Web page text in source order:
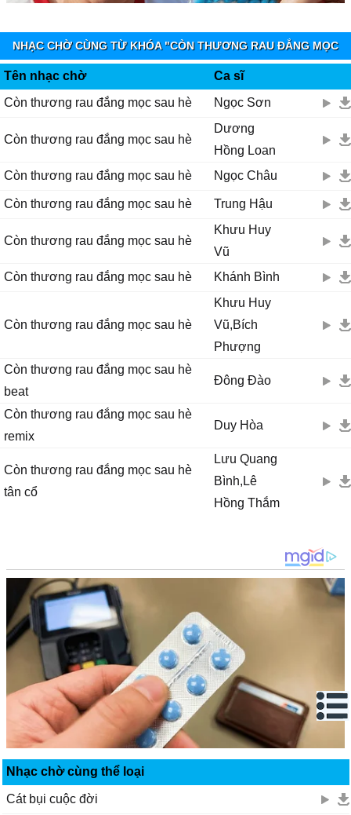
NHẠC CHỜ CÙNG TỪ KHÓA "CÒN THƯƠNG RAU ĐẮNG MỌC
SAU HÈ 1" - MOBIFONE FUNRING
Tên nhạc chờ
Ca sĩ
Còn thương rau đắng mọc sau hè
Ngọc Sơn
Còn thương rau đắng mọc sau hè
Dương
Hồng Loan
Còn thương rau đắng mọc sau hè
Ngọc Châu
Còn thương rau đắng mọc sau hè Trung Hậu
Còn thương rau đắng mọc sau hè
Khưu Huy
Vũ
Còn thương rau đắng mọc sau hè
Khánh Bình
Còn thương rau đắng mọc sau hè
Khưu Huy
Vũ,Bích
Phượng
Còn thương rau đắng mọc sau hè
beat
Đông Đào
Còn thương rau đắng mọc sau hè
remix
Duy Hòa
Còn thương rau đắng mọc sau hè
tân cổ
Lưu Quang
Bình,Lê
Hồng Thắm
Nhạc chờ cùng thể loại
Cát bụi cuộc đời